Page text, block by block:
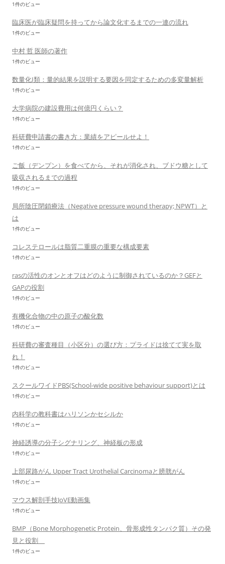
1件のビュー
臨床医が臨床疑問を持ってから論文化するまでの一連の流れ
1件のビュー
中村 哲 医師の著作
1件のビュー
数量化I類：量的結果を説明する要因を同定するための多変量解析
1件のビュー
大学病院の建設費用は何億円くらい？
1件のビュー
科研費申請書の書き方：業績をアピールせよ！
1件のビュー
ご飯（デンプン）を食べてから、それが消化され、ブドウ糖として
吸収されるまでの過程
1件のビュー
局所陰圧閉鎖療法（Negative pressure wound therapy; NPWT）と
は
1件のビュー
コレステロールは脂質二重膜の重要な構成要素
1件のビュー
rasの活性のオンとオフはどのように制御されているのか？GEFと
GAPの役割
1件のビュー
有機化合物の中の原子の酸化数
1件のビュー
科研費の審査種目（小区分）の選び方：プライドは捨てて実を取
れ！
1件のビュー
スクールワイドPBS(School-wide positive behaviour support)とは
1件のビュー
内科学の教科書はハリソンかセシルか
1件のビュー
神経誘導の分子シグナリング、神経板の形成
1件のビュー
上部尿路がん Upper Tract Urothelial Carcinomaと膀胱がん
1件のビュー
マウス解剖手技JoVE動画集
1件のビュー
BMP（Bone Morphogenetic Protein、骨形成性タンパク質）その発
見と役割
1件のビュー